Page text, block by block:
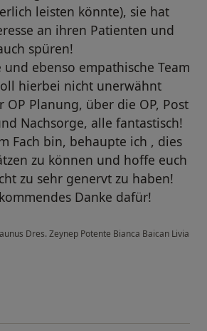
leisten könnte), sie hat
an ihren Patienten und
spüren!
und ebenso empathische Team
hierbei nicht unerwähnt
OP Planung, über die OP, Post
Nachsorge, alle fantastisch!
Fach bin, behaupte ich , dies
zu können und hoffe euch
zu sehr genervt zu haben!
Danke dafür!
Dres. Zeynep Potente Bianca Baican Livia